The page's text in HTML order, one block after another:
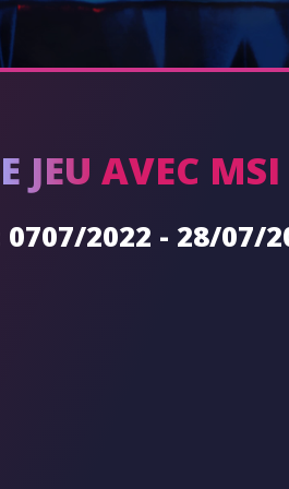
JEU AVEC MSI
2022 - 28/07/